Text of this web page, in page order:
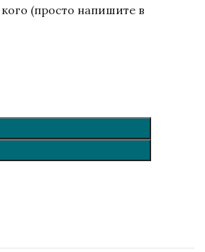
(просто напишите в